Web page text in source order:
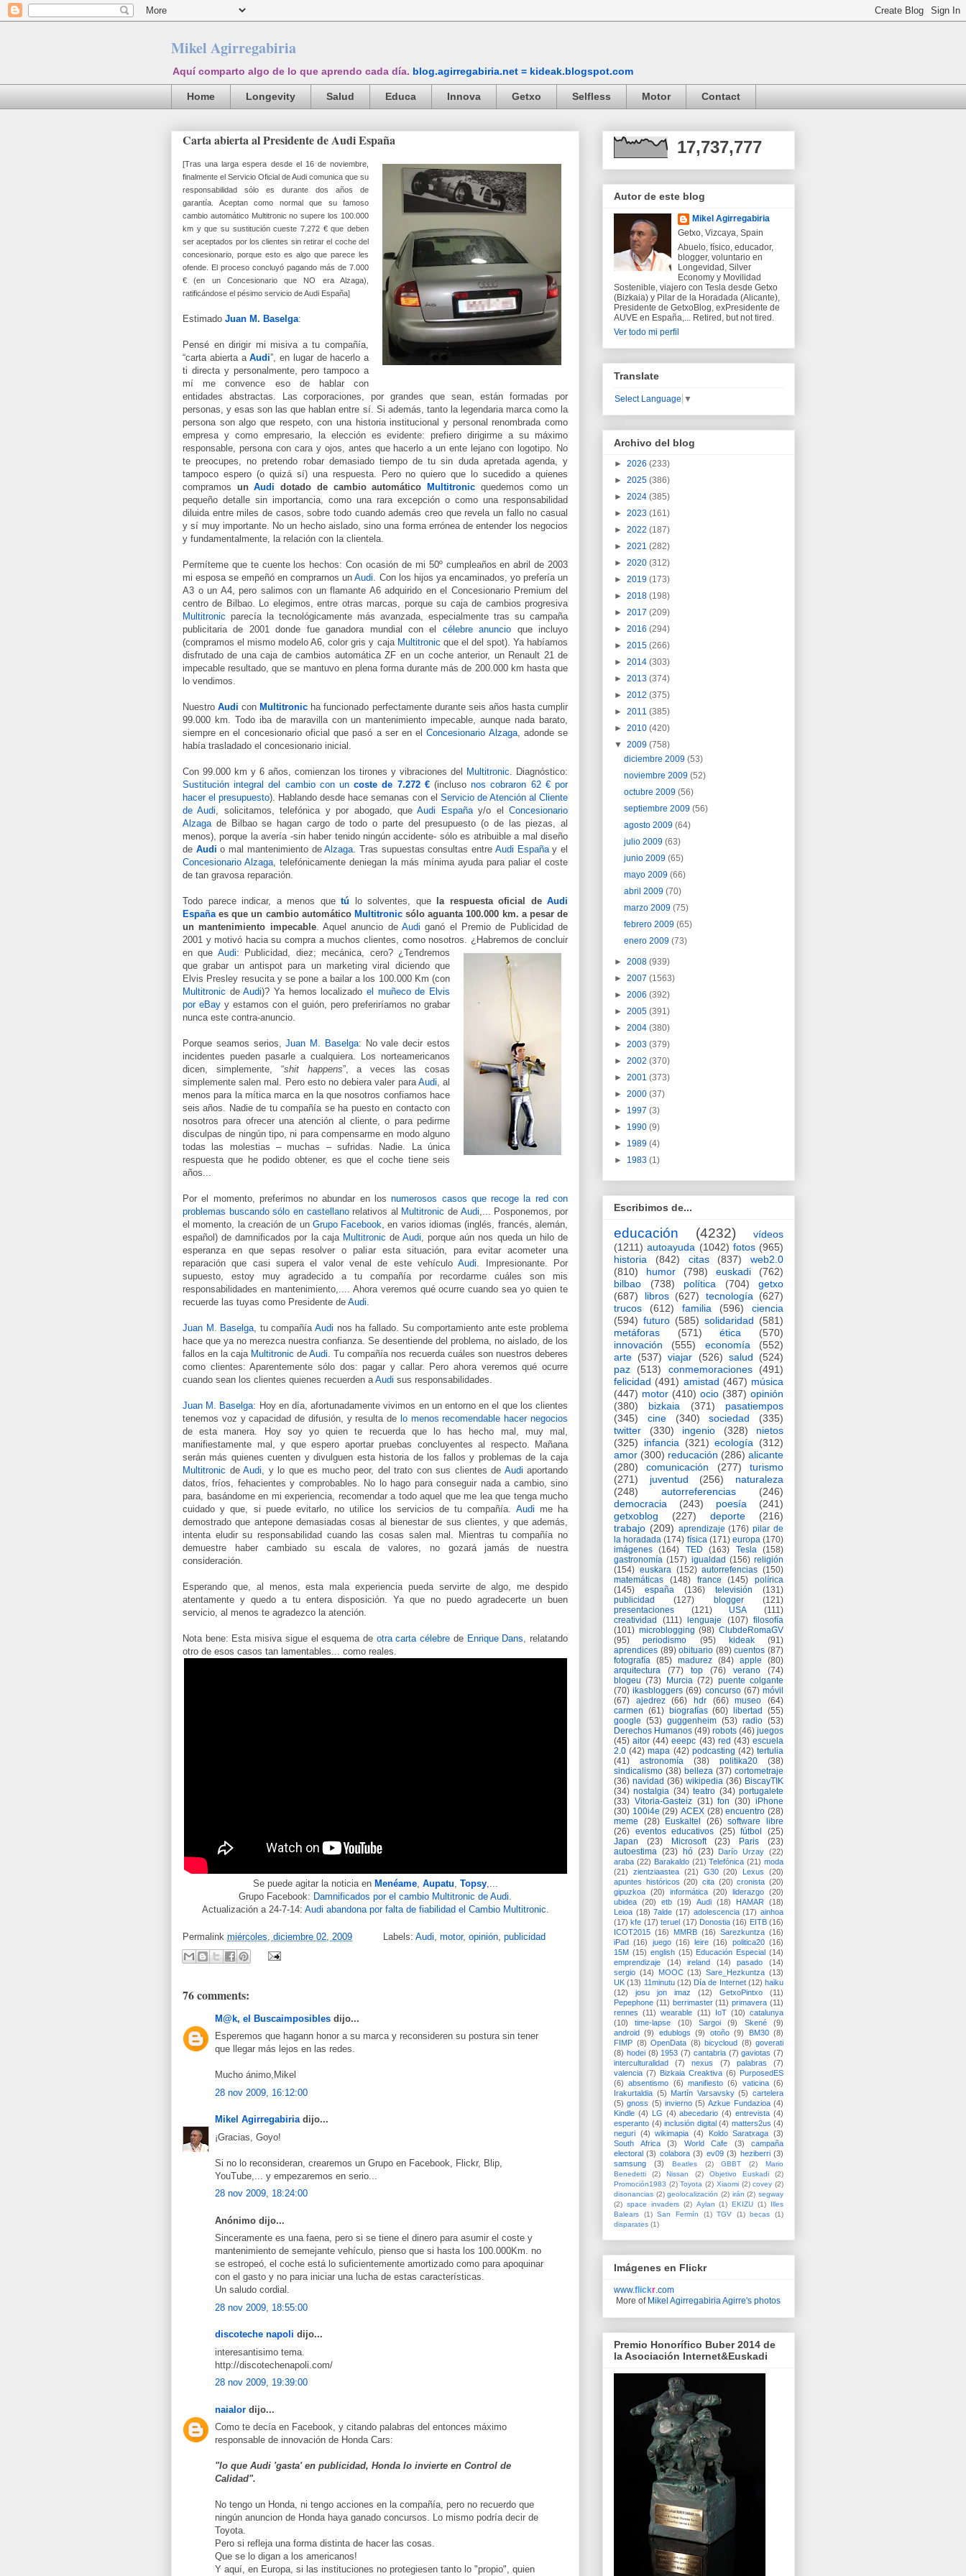
Mikel Agirregabiria
Aquí comparto algo de lo que aprendo cada día. blog.agirregabiria.net = kideak.blogspot.com
Home Longevity Salud Educa Innova Getxo Selfless Motor Contact
Carta abierta al Presidente de Audi España
[Tras una larga espera desde el 16 de noviembre,
finalmente el Servicio Oficial de Audi comunica que su
responsabilidad sólo es durante dos años de
garantía. Aceptan como normal que su famoso
cambio automático Multitronic no supere los 100.000
km y que su sustitución cueste 7.272 € que deben
ser aceptados por los clientes sin retirar el coche del
concesionario, porque esto es algo que parece les
ofende. El proceso concluyó pagando más de 7.000
€ (en un Concesionario que NO era Alzaga),
ratificándose el pésimo servicio de Audi España]
Estimado Juan M. Baselga:
Pensé en dirigir mi misiva a tu compañía,
“carta abierta aAudi”, en lugar de hacerlo a
ti directa y personalmente, pero tampoco a
mí me convence eso de hablar con
entidades abstractas. Las corporaciones, por grandes que sean, están formadas por
personas, y esas son las que hablan entre sí. Si además, tanto la legendaria marca como la
persona son algo que respeto, con una historia institucional y personal renombrada como
empresa y como empresario, la elección es evidente: prefiero dirigirme a su máximo
responsable, persona con cara y ojos, antes que hacerlo a un ente lejano con logotipo. No
te preocupes, no pretendo robar demasiado tiempo de tu sin duda apretada agenda, y
tampoco espero (o quizá sí) una respuesta. Pero no quiero que lo sucedido a quienes
compramos unAudi dotado de cambio automático Multitronic quedemos como un
pequeño detalle sin importancia, como una rara excepción o como una responsabilidad
diluida entre miles de casos, sobre todo cuando además creo que revela un fallo no casual
y sí muy importante. No un hecho aislado, sino una forma errónea de entender los negocios
y fundamentalmente, la relación con la clientela.
Permíteme que te cuente los hechos: Con ocasión de mi 50º cumpleaños en abril de 2003
mi esposa se empeñó en comprarnos unAudi . Con los hijos ya encaminados, yo prefería un
A3 o un A4, pero salimos con un flamante A6 adquirido en el Concesionario Premium del
centro de Bilbao. Lo elegimos, entre otras marcas, porque su caja de cambios progresiva
Multitronic parecía la tecnológicamente más avanzada, especialmente tras su campaña
publicitaria de 2001 donde fue ganadora mundial con el célebre anuncio que incluyo
(compramos el mismo modelo A6, color gris y caja Multitronic que el del spot). Ya habíamos
disfrutado de una caja de cambios automática ZF en un coche anterior, un Renault 21 de
impecable resultado, que se mantuvo en plena forma durante más de 200.000 km hasta que
lo vendimos.
NuestroAudi con Multitronic ha funcionado perfectamente durante seis años hasta cumplir
99.000 km. Todo iba de maravilla con un mantenimiento impecable, aunque nada barato,
siempre en el concesionario oficial que pasó a ser en elConcesionario Alzaga, adonde se
había trasladado el concesionario inicial.
Con 99.000 km y 6 años, comienzan los tirones y vibraciones del Multitronic . Diagnóstico:
Sustitución integral del cambio con uncoste de 7.272 €(inclusonos cobraron 62 € por
hacer el presupuesto). Hablando desde hace semanas con el Servicio de Atención al Cliente
de Audi
solicitamos, telefónica y por abogado, queAudi Españay/o elConcesionario
Alzaga de Bilbao se hagan cargo de todo o parte del presupuesto (o de las piezas, al
menos), porque la avería -sin haber tenido ningún accidente- sólo es atribuible a mal diseño
de Audi o mal mantenimiento deAlzaga . Tras supuestas consultas entre Audi Españay el
Concesionario Alzaga , telefónicamente deniegan la más mínima ayuda para paliar el coste
de tan gravosa reparación.
Todo parece indicar, a menos que tú lo solventes, que la respuesta oficial de Audi
España es que un cambio automático Multitronicsólo aguanta 100.000 km. a pesar de
un mantenimiento impecable. Aquel anuncio deAudi ganó el Premio de Publicidad de
2001 y motivó hacia su compra a muchos clientes, como nosotros. ¿Habremos de concluir
en que Audi: Publicidad, diez; mecánica, cero? ¿Tendremos
que grabar un antispot para un marketing viral diciendo que
Elvis Presley resucita y se pone a bailar a los 100.000 Km (con
Multitronic deAudi)? Ya hemos localizadoel muñeco de Elvis
por eBay y estamos con el guión, pero preferiríamos no grabar
nunca este contra-anuncio.
Porque seamos serios,Juan M. Baselga: No vale decir estos
incidentes pueden pasarle a cualquiera. Los norteamericanos
dicen, simplemente, “shit happens”, a veces las cosas
simplemente salen mal. Pero esto no debiera valer para Audi , al
menos para la mítica marca en la que nosotros confiamos hace
seis años. Nadie de tu compañía se ha puesto en contacto con
nosotros para ofrecer una atención al cliente, o para pedirme
disculpas de ningún tipo, ni para compensarme en modo alguno
todas las molestias – muchas – sufridas. Nadie. La única
respuesta que he podido obtener, es que el coche tiene seis
años...
Por el momento, preferimos no abundar en losnumerosos casos que recoge la red con
problemas buscando sólo en castellanorelativos al Multitronic de Audi ,... Posponemos, por
el momento, la creación de un Grupo Facebook , en varios idiomas (inglés, francés, alemán,
español) de damnificados por la caja Multitronic deAudi , porque aún nos queda un hilo de
esperanza en que sepas resolver o paliar esta situación, para evitar acometer una
reparación que casi supera el valor venal de este vehículoAudi . Impresionante. Por
supuesto, estoy muy agradecido a tu compañía por recordarme cuáles son mis
responsabilidades en mantenimiento,.... Ahora veremos qué ocurre cuando sea yo quien te
recuerde las tuyas como Presidente de Audi
Juan M. Baselga , tu compañíaAudi nos ha fallado. Su comportamiento ante este problema
hace que ya no merezca nuestra confianza. Se desentiende del problema, no aislado, de los
fallos en la caja Multitronic de Audi . Tu compañía nos recuerda cuáles son nuestros deberes
como clientes: Aparentemente sólo dos: pagar y callar. Pero ahora veremos qué ocurre
cuando sean los clientes quienes recuerden a Audi sus responsabilidades.
Juan M. Baselga: Hoy en día, afortunadamente vivimos en un entorno en el que los clientes
tenemos voz y capacidad de difusión, y resulta de lo menos recomendable hacer negocios
de esta manera. Hoy soy yo quien te recuerda que lo has hecho mal, muy mal,
manifiestamente mal, y que espero aportar pruebas concluyentes al respecto. Mañana
serán más quienes cuenten y divulguen esta historia de los fallos y problemas de la caja
Multitronic de Audi , y lo que es mucho peor, del trato con sus clientes de Audi aportando
datos, fríos, fehacientes y comprobables. No lo hago para conseguir nada a cambio, sino
para, basándome en mi experiencia, recomendar a todo aquel que me lea que tenga mucho
cuidado y que, si puede evitarlo, no utilice los servicios de tu compañía. Audi me ha
demostrado que antepone demasiadas cosas al bienestar de sus clientes, y que además,
intenta eludir su responsabilidad cuando las cosas salen mal. Mientras tu compañía no
demuestre haber cambiado su escala de valores, no gozará jamás de nuestra
consideración.
Esperando que, al menos, esta mala experiencia pueda servirte de algo, me despido
atentamente y quedo a tu entera disposición. Ya que no puedo agradecerte un buen
servicio, al menos te agradezco la atención.
Nota bene: Esta misiva sigue el esquema de otra carta célebre de Enrique Dans , relatando
otro de esos casos tan lamentables... como reales.
Se puede agitar la noticia en Menéame, Aupatu Topsy,...
Grupo Facebook: Damnificados por el cambio Multitronic de Audi
Actualización a 24-7-14: Audi abandona por falta de fiabilidad el Cambio Multitronic
Permalink miércoles, diciembre 02, 2009 Labels: Audi, motor, opinión, publicidad
76 comments:
M@k, el Buscaimposibles dijo...
Esperemos que hagann honor a su marca y reconsideren su postura sin tener
que llegar más lejos en las redes.
Mucho ánimo,Mikel
28 nov 2009, 16:12:00
Mikel Agirregabiriadijo...
¡Gracias, Goyo!
Si no lo reconsideran, crearemos un Grupo en Facebook, Flickr, Blip,
YouTube,... y empezaremos en serio...
28 nov 2009, 18:24:00
Anónimo dijo...
Sinceramente es una faena, pero si se tiene el dinero para asumir el coste y
mantenimiento de semejante vehículo, pienso que si hasta los 100.000Km. no
se estropeó, el coche está lo suficientemente amortizado como para apoquinar
con el gasto y no para iniciar una lucha de estas características.
Un saludo cordial.
28 nov 2009, 18:55:00
discoteche napoli dijo...
interesantisimo tema.
http://discotechenapoli.com/
28 nov 2009, 19:39:00
naialor dijo...
Como te decía en Facebook, y citando palabras del entonces máximo
responsable de innovación de Honda Cars:
"lo que Audi 'gasta' en publicidad, Honda lo invierte en Control de
Calidad".
No tengo un Honda, ni tengo acciones en la compañía, pero no recuerdo que
ningún anuncion de Honda haya ganado concursos. Lo mismo podría decir de
Toyota.
Pero si refleja una forma distinta de hacer las cosas.
Que se lo digan a los americanos!
Y aquí, en Europa, si las instituciones no protegiesen tanto lo "propio", quien
17,737,777
Autor de este blog
Mikel Agirregabiria
Getxo, Vizcaya, Spain
Abuelo, físico, educador,
blogger, voluntario en
Longevidad, Silver
Economy y Movilidad
Sostenible, viajero con Tesla desde Getxo
(Bizkaia) y Pilar de la Horadada (Alicante),
Presidente de GetxoBlog, exPresidente de
AUVE en España,... Retired, but not tired.
Ver todo mi perfil
Translate
Select Language ▼
Archivo del blog
► 2026 (233)
► 2025 (386)
► 2024 (385)
► 2023 (161)
► 2022 (187)
► 2021 (282)
► 2020 (312)
► 2019 (173)
► 2018 (198)
► 2017 (209)
► 2016 (294)
► 2015 (266)
► 2014 (303)
► 2013 (374)
► 2012 (375)
► 2011 (385)
► 2010 (420)
▼ 2009 (758)
diciembre 2009(53)
noviembre 2009(52)
octubre 2009(56)
septiembre 2009(56)
agosto 2009(64)
julio 2009(63)
junio 2009(65)
mayo 2009(66)
abril 2009(70)
marzo 2009(75)
febrero 2009(65)
enero 2009(73)
► 2008 (939)
► 2007 (1563)
► 2006 (392)
► 2005 (391)
► 2004 (380)
► 2003 (379)
► 2002 (370)
► 2001 (373)
► 2000 (37)
► 1997 (3)
► 1990 (9)
► 1989 (4)
► 1983 (1)
Escribimos de...
educación (4232)
vídeos
(1211) autoayuda (1042) fotos (965)
historia
(842) citas (837)
web2.0
(810)
humor (798) euskadi
(762)
bilbao
(738) política (704)
getxo
(687)
libros (627) tecnología
(627)
trucos
(612) familia (596)
ciencia
(594) futuro (585) solidaridad (581)
metáforas
(571) ética
(570)
innovación
(555) economía
(552)
arte (537) viajar (526) salud
(524)
paz
(513) conmemoraciones
(491)
felicidad (491) amistad (467) música
(447) motor (410) ocio (387) opinión
(380)
bizkaia (371)
pasatiempos
(345)
cine (340) sociedad
(335)
twitter
(330) ingenio (328)
nietos
(325)
infancia (321) ecología
(312)
amor (300) reducación (286) alicante
(280)
comunicación (277)
turismo
(271)
juventud (256)
naturaleza
(248)
autorreferencias
(246)
democracia
(243) poesía
(241)
getxoblog
(227) deporte
(216)
trabajo (209) aprendizaje (176) pilar de
la horadada (174) física (171) europa (170)
imágenes
(164) TED (163) Tesla
(158)
gastronomía (157) igualdad (156) religión
(154) euskara (152) autorrefencias (150)
matemáticas
(148) france (145)
polírica
(145)
españa (136) televisión
(131)
publicidad
(127) blogger
(121)
presentaciones
(121) USA
(111)
creatividad
(111) lenguaje (107) filosofía
(101) microblogging (98) ClubdeRomaGV
(95)
periodismo (95) kideak
(91)
aprendices (89) obituario (89) cuentos (87)
fotografía (85) madurez (84) apple
(80)
arquitectura
(77) top (76) verano
(74)
blogeu (73) Murcia (72) puente colgante
(70) ikasbloggers (69) concurso (67) móvil
(67)
ajedrez (66) hdr (66) museo
(64)
carmen (61) biografías (60) libertad
(55)
google (53) guggenheim (53) radio (53)
Derechos Humanos (49) robots (46) juegos
(45) aitor (44) eeepc (43) red (43) escuela
2.0 (42) mapa (42) podcasting (42) tertulia
(41)
astronomía (38) politika20
(38)
sindicalismo (38) belleza (37) cortometraje
(36) navidad (36) wikipedia (36) BiscayTIK
(34) nostalgia (34) teatro (34) portugalete
(33) Vitoria-Gasteiz (31) fon (30) iPhone
(30) 100i4e (29) ACEX (28) encuentro (28)
meme
(28) Euskaltel (26) software libre
(26) eventos educativos (25) fútbol
(25)
Japan
(23) Microsoft (23) Paris
(23)
autoestima (23) hó (23) Darío Urzay (22)
araba (22) Barakaldo (21) Telefónica (21) moda
(21)
zientziaastea (21) G30 (20) Lexus
(20)
apuntes históricos (20) cita (20) cronista (20)
gipuzkoa (20) informática (20) liderazgo (20)
ubidea (20) etb (19) Audi (18) HAMAR
(18)
Leioa (18) 7alde (17) adolescencia (17) ainhoa
(17) kfe (17) teruel (17) Donostia (16) EITB (16)
ICOT2015 (16) MMRB (16) Sarezkuntza (16)
iPad (16) juego (16) leire (16) politica20 (16)
15M (15) english (15) Educación Especial (14)
emprendizaje
(14) ireland (14) pasado
(14)
sergio (14) MOOC (13) Sare_Hezkuntza (13)
UK (13) 11minutu (12) Día de Internet (12) haiku
(12)
josu jon imaz (12) GetxoPintxo
(11)
Pepephone (11) berrimaster (11) primavera (11)
rennes (11) wearable (11) IoT (10) catalunya
(10)
time-lapse (10) Sargoi (9) Skené
(9)
android (9) edublogs (9) otoño (9) BM30 (8)
FIMP (8) OpenData (8) bicycloud (8) goverati
(8) hodei (8) 1953 (7) cantabria (7) gaviotas (7)
interculturalidad
(7) nexus (7) palabras
(7)
valencia (7) Bizkaia Creaktiva (6) PurposedES
(6)
absentismo (6) manifiesto (6) vaticina (6)
Irakurtaldia (5) Martín Varsavsky (5) cartelera
(5) gnoss (5) invierno (5) Azkue Fundazioa (4)
Kindle (4) LG (4) abecedario (4) entrevista (4)
esperanto (4) inclusión digital (4) matters2us (4)
neguri (4) wikimapia (4) Koldo Saratxaga (3)
South Africa
(3) World Cafe (3)
campaña
electoral (3) colabora (3) ev09 (3) heziberri (3)
samsung
(3) Beatles (2) GBBT (2)
Mario
Benedetti
(2) Nissan (2) Objetivo Euskadi
(2)
Promoción1983 (2) Toyota (2) Xiaomi (2) covey (2)
disonancias (2) geolocalización (2) irán (2) segway
(2) space invaders (2) Aylan (1) EKIZU (1)
Illes
Balears
(1) San Fermín (1) TGV (1) becas
(1)
disparates (1)
Imágenes en Flickr
www.flickr .com
More of Mikel Agirregabiria Agirre's photos
Premio Honorífico Buber 2014 de
la Asociación Internet&Euskadi